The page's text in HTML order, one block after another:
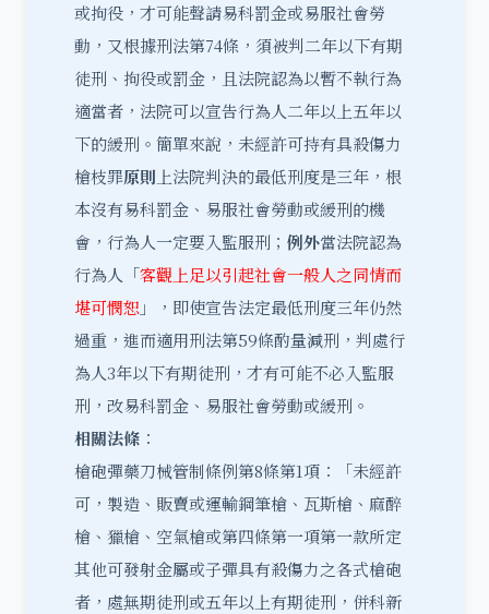
或拘役，才可能聲請易科罰金或易服社會勞
動 ，又根據刑法第74條，須被判二年以下有期
徒刑、拘役或罰金，且法院認為以暫不執行為
適當者，法院可以宣告行為人二年以上五年以
下的緩刑 。簡單來說，未經許可持有具殺傷力
槍枝罪原則 上法院判決的最低刑度是三年，根
本沒有易科罰金、易服社會勞動或緩刑的機
會，行為人一定要入監服刑； 例外當法院認為
行為人「客觀上足以引起社會一般人之同情而
堪可憫恕 」，即使宣告法定最低刑度三年仍然
過重，進而適用刑法第59條酌量減刑，判處行
為人3年以下有期徒刑，才有可能不必入監服
刑，改易科罰金、易服社會勞動或緩刑。
相關法條 ：
槍砲彈藥刀械管制條例第8條第1項：「未經許
可，製造、販賣或運輸鋼筆槍、瓦斯槍、麻醉
槍、獵槍、空氣槍或第四條第一項第一款所定
其他可發射金屬或子彈具有殺傷力之各式槍砲
者，處無期徒刑或五年以上有期徒刑，併科新